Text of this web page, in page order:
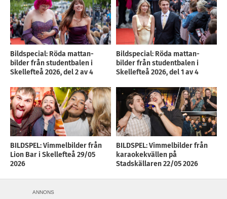
Bildspecial: Röda mattan-
bilder från studentbalen i
Skellefteå 2026, del 2 av 4
Bildspecial: Röda mattan-
bilder från studentbalen i
Skellefteå 2026, del 1 av 4
BILDSPEL: Vimmelbilder från
Lion Bar i Skellefteå 29/05
2026
BILDSPEL: Vimmelbilder från
karaokekvällen på
Stadskällaren 22/05 2026
ANNONS